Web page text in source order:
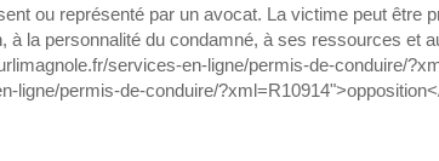
ou représenté par un avocat. La victime peut être
à la personnalité du condamné, à ses ressources et
services-en-ligne/permis-de-conduire/
ligne/permis-de-conduire/